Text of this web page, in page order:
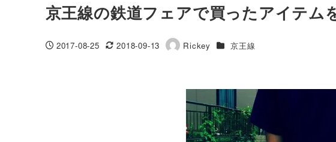
京王線の鉄道フェアで買ったアイテム
投稿日
2017-08-25
更新日
2018-09-13
著
Rickey カテゴリー
京王線